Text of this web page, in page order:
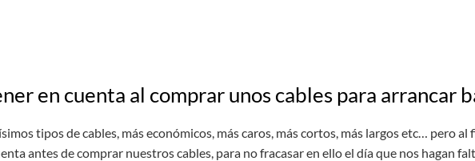
en cuenta al comprar unos cables para arrancar
tipos de cables, más económicos, más caros, más cortos, más largos etc… pero
antes de comprar nuestros cables, para no fracasar en ello el día que nos hagan